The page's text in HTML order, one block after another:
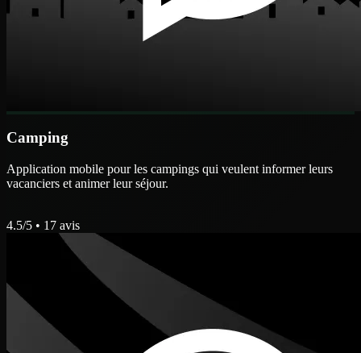
Camping
Application mobile pour les campings qui veulent informer leurs
vacanciers et animer leur séjour.
4.5/5 • 17 avis